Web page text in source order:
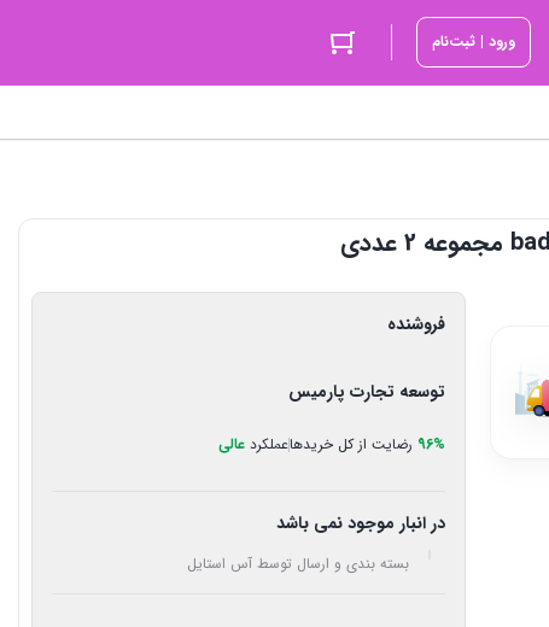
ورود | ثبت‌نام
فروشنده
توسعه تجارت پارمیس
96% رضایت از کل خریدهاعملکرد عالی
در انبار موجود نمی باشد
بسته بندی و ارسال توسط آس استایل